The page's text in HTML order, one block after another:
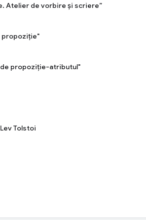
Atelier de vorbire și scriere”
propoziție"
de propoziție-atributul"
Tolstoi